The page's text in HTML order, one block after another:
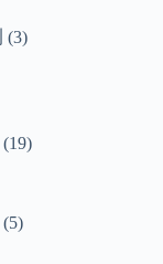
3
19
5